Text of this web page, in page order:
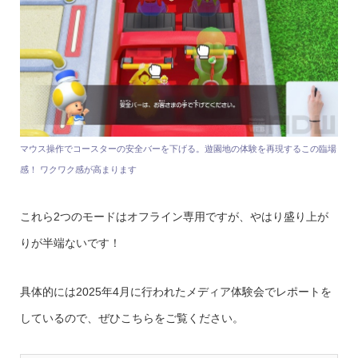
マウス操作でコースターの安全バーを下げる。遊園地の体験を再現するこの臨場
感！ ワクワク感が高まります
これら2つのモードはオフライン専用ですが、やはり盛り上が
りが半端ないです！
具体的には2025年4月に行われたメディア体験会でレポートを
しているので、ぜひこちらをご覧ください。